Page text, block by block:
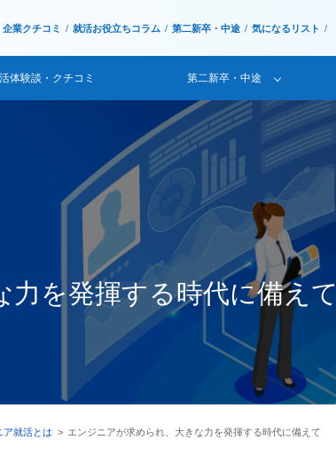
企業クチコミ 就活お役立ちコラム 第二新卒・中途 気になるリスト
体験談・クチコミ 第二新卒・中途
を発揮する時代に備えて
ア就活とは > エンジニアが求められ、大きな力を発揮する時代に備えて